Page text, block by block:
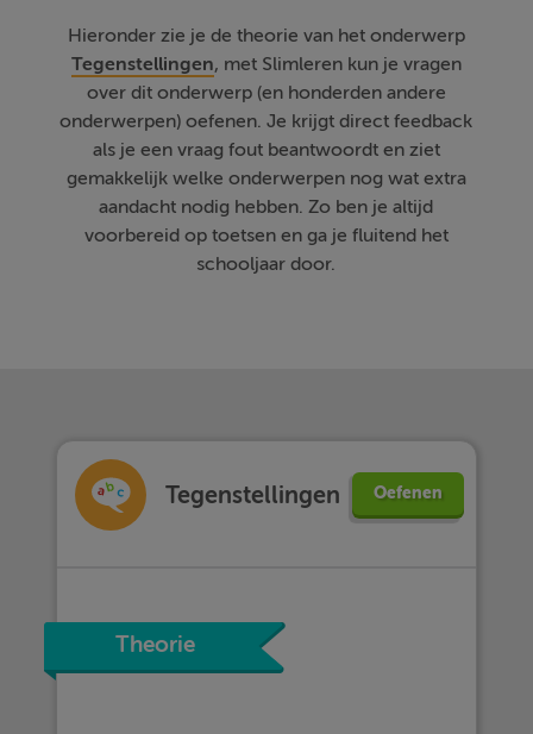
Hieronder zie je de theorie van het onderwerp
Tegenstellingen, met Slimleren kun je vragen
over dit onderwerp (en honderden andere
onderwerpen) oefenen. Je krijgt direct feedback
als je een vraag fout beantwoordt en ziet
gemakkelijk welke onderwerpen nog wat extra
aandacht nodig hebben. Zo ben je altijd
voorbereid op toetsen en ga je fluitend het
schooljaar door.
Tegenstellingen Oefenen
Theorie